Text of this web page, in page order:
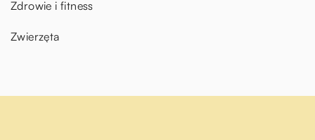
Zdrowie i fitness
Zwierzęta